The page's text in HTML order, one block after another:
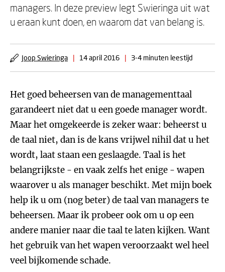
managers. In deze preview legt Swieringa uit wat
u eraan kunt doen, en waarom dat van belang is.
Joop Swieringa | 14 april 2016 | 3-4 minuten leestijd
Het goed beheersen van de managementtaal
garandeert niet dat u een goede manager wordt.
Maar het omgekeerde is zeker waar: beheerst u
de taal niet, dan is de kans vrijwel nihil dat u het
wordt, laat staan een geslaagde. Taal is het
belangrijkste - en vaak zelfs het enige - wapen
waarover u als manager beschikt. Met mijn boek
help ik u om (nog beter) de taal van managers te
beheersen. Maar ik probeer ook om u op een
andere manier naar die taal te laten kijken. Want
het gebruik van het wapen veroorzaakt wel heel
veel bijkomende schade.